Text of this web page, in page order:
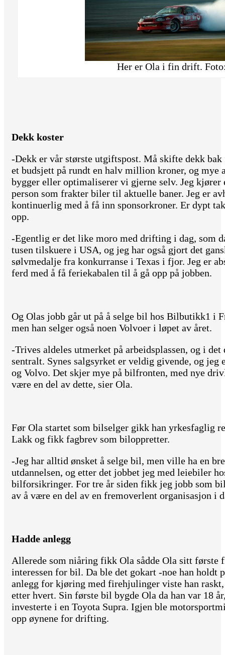
Her er Ola i fin drift.
Dekk koster
-Dekk er vår største utgiftspost. Må skifte dekk
et budsjett på rundt en halv million kroner, og mye
bygger eller optimaliserer vi gjerne selv. Jeg kjører
person som frakter biler til aktuelle baner. Jeg er
kontinuerlig med å få inn sponsorkroner. Er dypt
opp.
-Egentlig er det like moro med drifting i dag, som
tusen tilskuere i USA, og jeg har også gjort det
sølvmedalje fra konkurranse i Texas i fjor. Jeg er
ferd med å få feriekabalen til å gå opp på jobben.
Og Olas jobb går ut på å selge bil hos Bilbutikk1 i
men han selger også noen Volvoer i løpet av året.
-Trives aldeles utmerket på arbeidsplassen, og i
sentralt. Synes salgsyrket er veldig givende, og
og Volvo. Det skjer mye på bilfronten, med nye
være en del av dette, sier Ola.
Før Ola startet som bilselger gikk han yrkesfaglig
Lakk og fikk fagbrev som biloppretter.
-Jeg har alltid ønsket å selge bil, men ville ha en
utdannelsen, og etter det jobbet jeg med leiebiler
bilforsikringer. For tre år siden fikk jeg jobb som
av å være en del av en fremoverlent organisasjon i
Hadde anlegg
Allerede som niåring fikk Ola sådde Ola sitt første
interessen for bil. Da ble det gokart -noe han holdt
anlegg for kjøring med firehjulinger viste han raskt,
etter hvert. Sin første bil bygde Ola da han var 18
investerte i en Toyota Supra. Igjen ble
opp øynene for drifting.